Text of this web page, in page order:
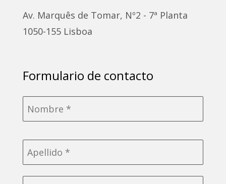
Av. Marquês de Tomar, Nº2 - 7ª Planta
1050-155 Lisboa
Formulario de contacto